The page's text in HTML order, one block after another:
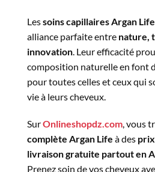
Lessoins capillaires Argan Life
alliance parfaite entre nature,
innovation . Leur efficacité
composition naturelle en font
pour toutes celles et ceux qui
vie à leurs cheveux.
SurOnlineshopdz.com, vous
complète Argan Life à des
livraison gratuite partout en
Prenez soin de vos cheveux